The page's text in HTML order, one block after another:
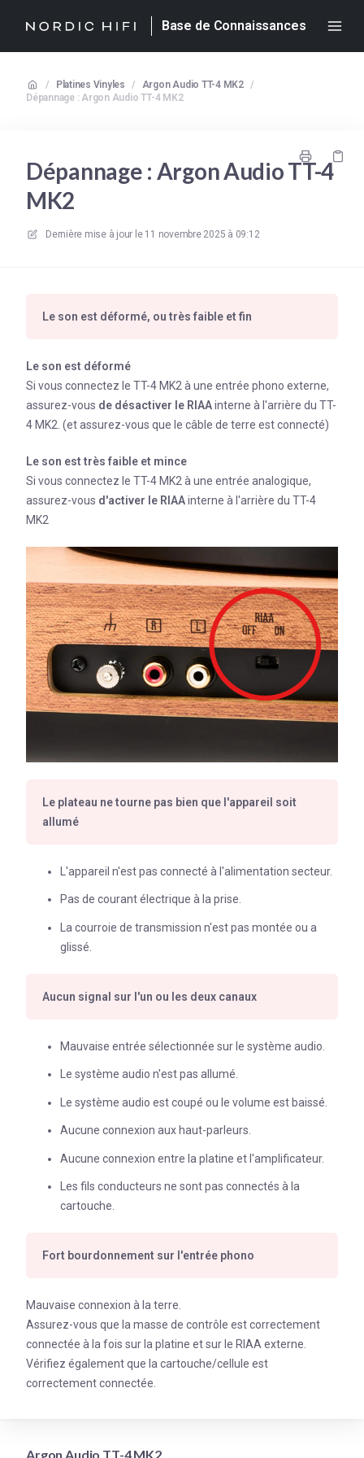
Base de Connaissances
/ Platines Vinyles / Argon Audio TT-4 MK2 /
Dépannage : Argon Audio TT-4 MK2
Dépannage : Argon Audio TT-4
MK2
Dernière mise à jour le 11 novembre 2025 à 09:12
Le son est déformé, ou très faible et fin
Le son est déformé
Si vous connectez le TT-4 MK2 à une entrée phono externe,
assurez-vous de désactiver le RIAAinterne à l'arrière du TT-
4 MK2. (et assurez-vous que le câble de terre est connecté)
Le son est très faible et mince
Si vous connectez le TT-4 MK2 à une entrée analogique,
assurez-vous d'activer le RIAAinterne à l'arrière du TT-4
MK2
Le plateau ne tourne pas bien que l'appareil soit
allumé
L'appareil n'est pas connecté à l'alimentation secteur.
Pas de courant électrique à la prise.
La courroie de transmission n'est pas montée ou a
glissé.
Aucun signal sur l'un ou les deux canaux
Mauvaise entrée sélectionnée sur le système audio.
Le système audio n'est pas allumé.
Le système audio est coupé ou le volume est baissé.
Aucune connexion aux haut-parleurs.
Aucune connexion entre la platine et l'amplificateur.
Les fils conducteurs ne sont pas connectés à la
cartouche.
Fort bourdonnement sur l'entrée phono
Mauvaise connexion à la terre.
Assurez-vous que la masse de contrôle est correctement
connectée à la fois sur la platine et sur le RIAA externe.
Vérifiez également que la cartouche/cellule est
correctement connectée.
Argon Audio TT-4 MK2